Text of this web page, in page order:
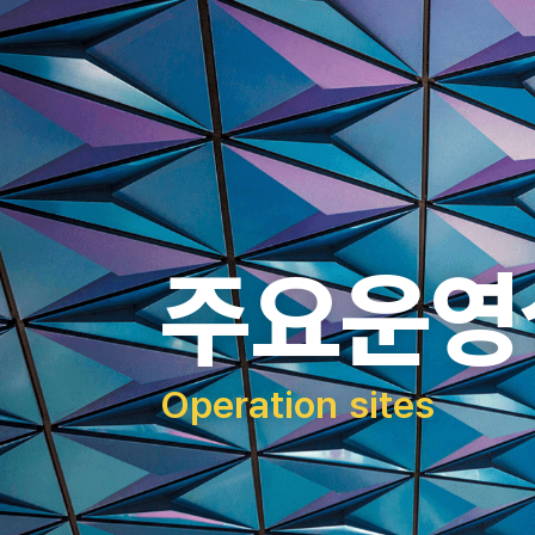
주요운
Operation sites